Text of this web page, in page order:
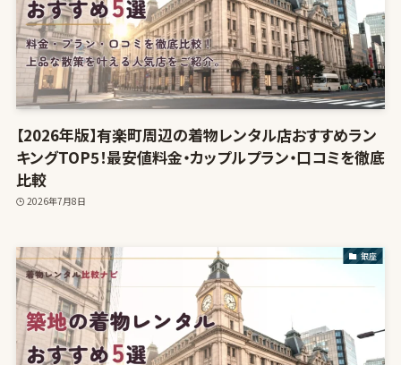
【2026年版】有楽町周辺の着物レンタル店おすすめラン
キングTOP5！最安値料金・カップルプラン・口コミを徹底
比較
2026年7月8日
銀座